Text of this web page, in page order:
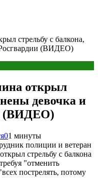
стрельбу с балкона,
(ВИДЕО)
открыл
девочка и
(ВИДЕО)
01 минуты
полиции и ветеран
стрельбу с балкона
"отменить
пострелять, потому